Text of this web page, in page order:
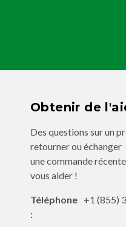
Obtenir de
Des questions sur un
retourner ou échanger
une commande
vous aider !
Téléphone
:
+1 (855)